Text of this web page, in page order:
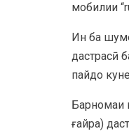
мобилии
Ин ба
дастрасӣ
пайдо
Барномаи
ғайра)